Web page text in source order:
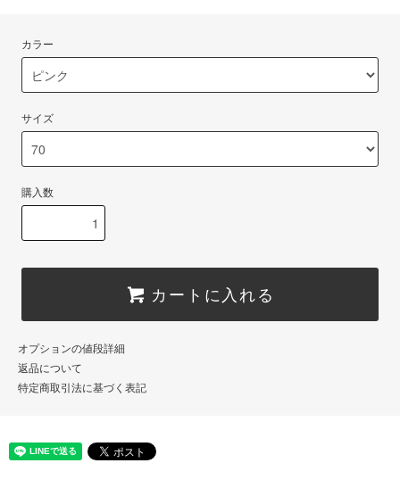
カラー
サイズ
購入数
カートに入れる
オプションの値段詳細
返品について
特定商取引法に基づく表記